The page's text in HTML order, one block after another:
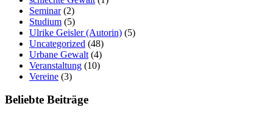
Seminar(2)
Studium (5)
Ulrike Geisler (Autorin) (5)
Uncategorized (48)
Urbane Gewalt (4)
Veranstaltung (10)
Vereine (3)
Beliebte Beiträge